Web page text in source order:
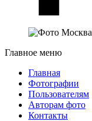
Главное меню
Главная
Фотографии
Пользователям
Авторам фото
Контакты